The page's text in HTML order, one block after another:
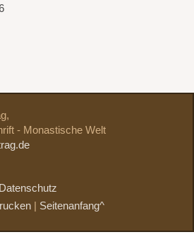
- Monastische Welt
Datenschutz
Seitenanfang^